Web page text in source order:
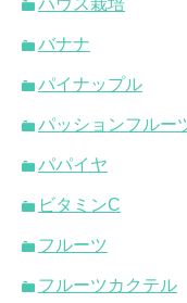
ハウス栽培
バナナ
パイナップル
パッションフルー
パパイヤ
ビタミンC
フルーツ
フルーツカクテル